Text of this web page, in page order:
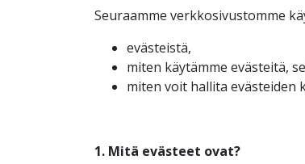
Seuraamme verkkosivustomme
evästeistä,
miten käytämme evästeitä,
miten voit hallita evästeiden
1. Mitä evästeet ovat?